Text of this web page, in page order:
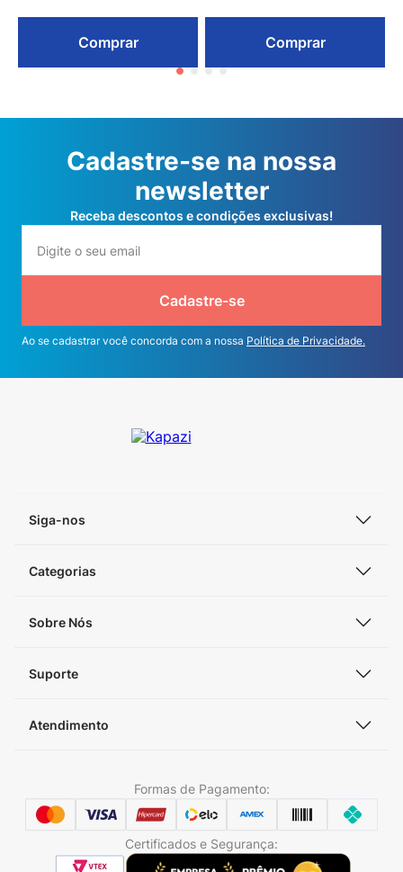
Comprar Comprar
Cadastre-se na nossa
newsletter
Receba descontos e condições exclusivas!
Cadastre-se
Ao se cadastrar você concorda com a nossa Política de Privacidade.
Siga-nos
Categorias
Sobre Nós
Suporte
Atendimento
Formas de Pagamento:
Certificados e Segurança: